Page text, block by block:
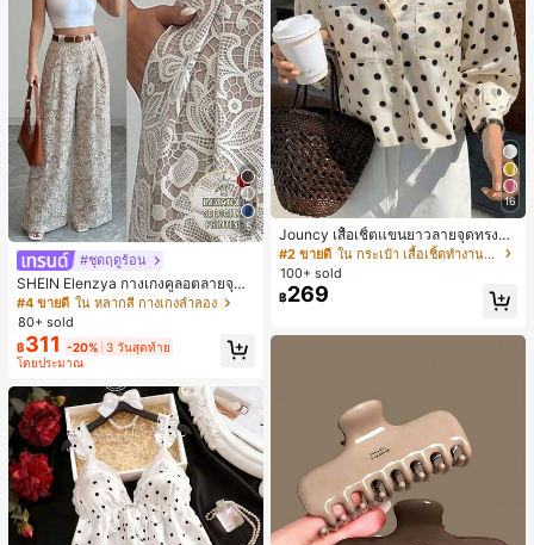
5
#ชุดฤดูร้อน
SHEIN Elenzya กางเกงคูลอตลายจุดเ
อวสูงแบบใหม่สำหรับฤดูใบไม้ผลิ/ฤดูร้อ
น, สไตล์หรูหราเหมาะสำหรับใส่ในชีวิต
ประจำวันและทำงาน, ให้ความรู้สึกวินเ
ทจสำหรับฤดูรับปริญญา, เทศกาลดนตร
ี, การแข่งม้าดาร์บี้, วันประกาศอิสรภาพ
#4 ขายดี ใน หลากสี กางเกงลำลอง
80+ sold
฿311 -20% 3 วันสุดท้าย
โดยประมาณ
16
Jouncy เสื้อเชิ้ตแขนยาวลายจุดทรงหล
วมสำหรับผู้หญิง
#2 ขายดี
ใน กระเป๋า เสื้อเชิ้ตทำงานมีกระเป๋า
100+ sold
฿269